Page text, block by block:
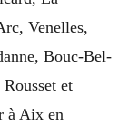
Venelles,
Bouc-Bel-
et
à Aix en